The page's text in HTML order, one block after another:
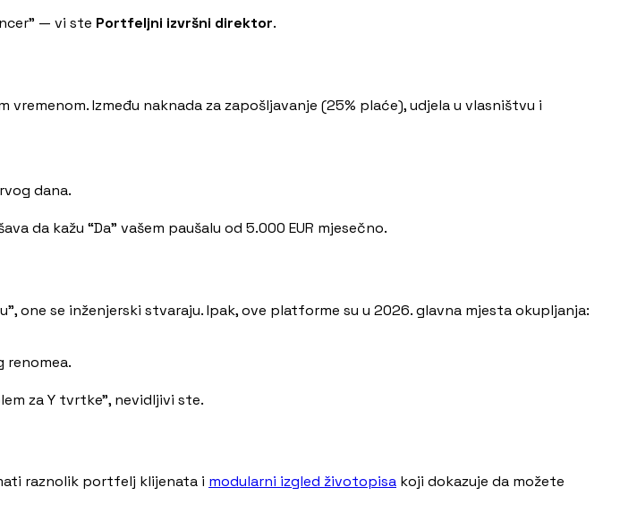
— vi ste Portfeljni izvršni direktor.
Između naknada za zapošljavanje (25% plaće), udjela u vlasništvu i
dana.
da kažu “Da” vašem paušalu od 5.000 EUR mjesečno.
one se inženjerski stvaraju. Ipak, ove platforme su u 2026. glavna mjesta okupljanja:
renomea.
za Y tvrtke”, nevidljivi ste.
raznolik portfelj klijenata i modularni izgled životopisa koji dokazuje da možete